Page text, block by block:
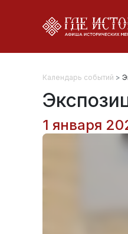
Календарь событий >
1 января